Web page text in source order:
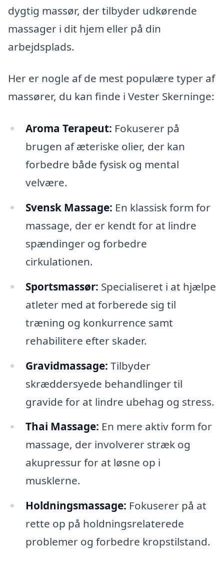
dygtig massør, der tilbyder udkørende
massager i dit hjem eller på din
arbejdsplads.
Her er nogle af de mest populære typer af
massører, du kan finde i Vester Skerninge:
Aroma Terapeut: Fokuserer på
brugen af æteriske olier, der kan
forbedre både fysisk og mental
velvære.
Svensk Massage: En klassisk form for
massage, der er kendt for at lindre
spændinger og forbedre
cirkulationen.
Sportsmassør: Specialiseret i at hjælpe
atleter med at forberede sig til
træning og konkurrence samt
rehabilitere efter skader.
Gravidmassage: Tilbyder
skræddersyede behandlinger til
gravide for at lindre ubehag og stress.
Thai Massage: En mere aktiv form for
massage, der involverer stræk og
akupressur for at løsne op i
musklerne.
Holdningsmassage: Fokuserer på at
rette op på holdningsrelaterede
problemer og forbedre kropstilstand.